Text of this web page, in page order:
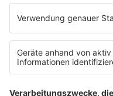
Impressum